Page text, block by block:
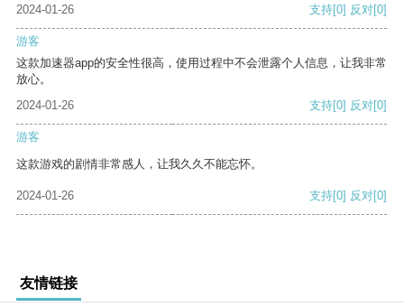
2024-01-26 支持[0] 反对[0]
游客
这款加速器app的安全性很高，使用过程中不会泄露个人信息，让我非常
放心。
2024-01-26
支持[0] 反对[0]
游客
这款游戏的剧情非常感人，让我久久不能忘怀。
2024-01-26 支持[0] 反对[0]
友情链接